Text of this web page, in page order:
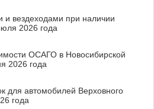
и вездеходами при наличии
2026 года
ОСАГО в Новосибирской
2026 года
для автомобилей Верховного
года